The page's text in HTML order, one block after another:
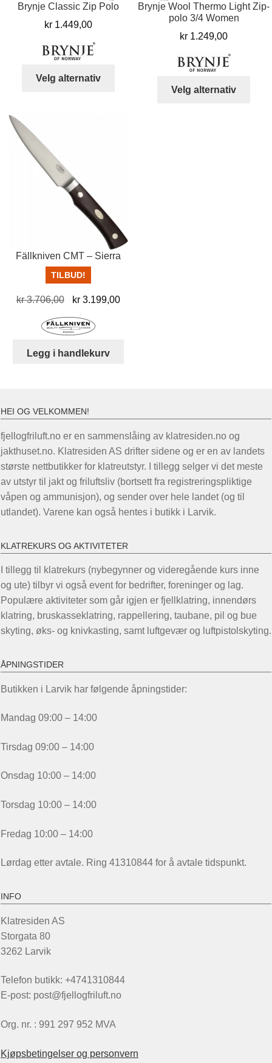
Brynje Classic Zip Polo
kr 1.449,00
Velg alternativ
Brynje Wool Thermo Light Zip-
polo 3/4 Women
kr 1.249,00
Velg alternativ
Fällkniven CMT – Sierra
TILBUD!
kr3.706,00
Opprinnelig
var:
kr 3.199,00Nåværende
Legg i handlekurv
HEI OG VELKOMMEN!
fjellogfriluft.no er en sammenslåing av klatresiden.no og
jakthuset.no. Klatresiden AS drifter sidene og er en av landets
største nettbutikker for klatreutstyr. I tillegg selger vi det meste
av utstyr til jakt og friluftsliv (bortsett fra registreringspliktige
våpen og ammunisjon), og sender over hele landet (og til
utlandet). Varene kan også hentes i butikk i Larvik.
KLATREKURS OG AKTIVITETER
I tillegg til klatrekurs (nybegynner og videregående kurs inne
og ute) tilbyr vi også event for bedrifter, foreninger og lag.
Populære aktiviteter som går igjen er fjellklatring, innendørs
klatring, bruskasseklatring, rappellering, taubane, pil og bue
skyting, øks- og knivkasting, samt luftgevær og luftpistolskyting.
ÅPNINGSTIDER
Butikken i Larvik har følgende åpningstider:
Mandag 09:00 – 14:00
Tirsdag 09:00 – 14:00
Onsdag 10:00 – 14:00
Torsdag 10:00 – 14:00
Fredag 10:00 – 14:00
Lørdag etter avtale. Ring 41310844 for å avtale tidspunkt.
INFO
Klatresiden AS
Storgata 80
3262 Larvik
Telefon butikk: +4741310844
E-post: post@fjellogfriluft.no
Org. nr. : 991 297 952 MVA
Kjøpsbetingelser og personvern